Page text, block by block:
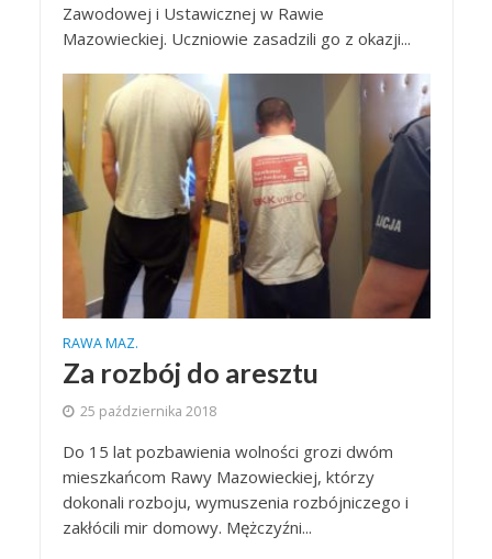
Zawodowej i Ustawicznej w Rawie
Mazowieckiej. Uczniowie zasadzili go z okazji...
RAWA MAZ.
Za rozbój do aresztu
25 października 2018
Do 15 lat pozbawienia wolności grozi dwóm
mieszkańcom Rawy Mazowieckiej, którzy
dokonali rozboju, wymuszenia rozbójniczego i
zakłócili mir domowy. Mężczyźni...